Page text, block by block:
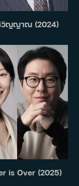
วิญญาณ (2024)
is Over (2025)